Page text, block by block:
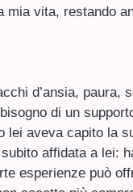
vita, restando
d’ansia,
di un
aveva capito la
affidata a lei:
esperienze può